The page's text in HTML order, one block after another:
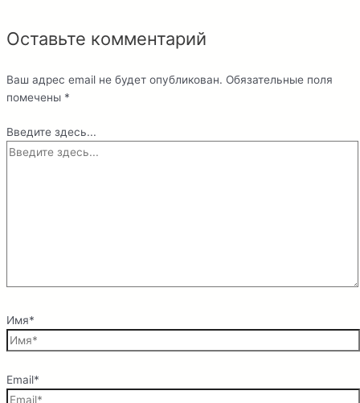
Оставьте комментарий
Ваш адрес email не будет опубликован. Обязательные поля
помечены *
Введите здесь...
Имя*
Email*